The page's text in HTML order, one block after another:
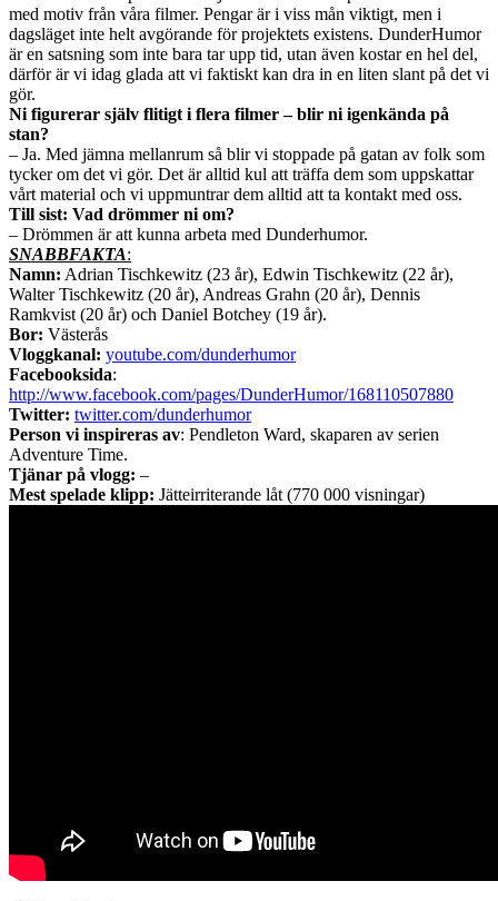
med motiv från våra filmer. Pengar är i viss mån viktigt, men i
dagsläget inte helt avgörande för projektets existens. DunderHumor
är en satsning som inte bara tar upp tid, utan även kostar en hel del,
därför är vi idag glada att vi faktiskt kan dra in en liten slant på det vi
gör.
Ni figurerar själv flitigt i flera filmer – blir ni igenkända på
stan?
– Ja. Med jämna mellanrum så blir vi stoppade på gatan av folk som
tycker om det vi gör. Det är alltid kul att träffa dem som uppskattar
vårt material och vi uppmuntrar dem alltid att ta kontakt med oss.
Till sist: Vad drömmer ni om?
– Drömmen är att kunna arbeta med Dunderhumor.
SNABBFAKTA:
Namn: Adrian Tischkewitz (23 år), Edwin Tischkewitz (22 år),
Walter Tischkewitz (20 år), Andreas Grahn (20 år), Dennis
Ramkvist (20 år) och Daniel Botchey (19 år).
Bor: Västerås
Vloggkanal: youtube.com/dunderhumor
Facebooksida:
http://www.facebook.com/pages/DunderHumor/168110507880
Twitter: twitter.com/dunderhumor
Person vi inspireras av: Pendleton Ward, skaparen av serien
Adventure Time.
Tjänar på vlogg: –
Mest spelade klipp: Jätteirriterande låt (770 000 visningar)